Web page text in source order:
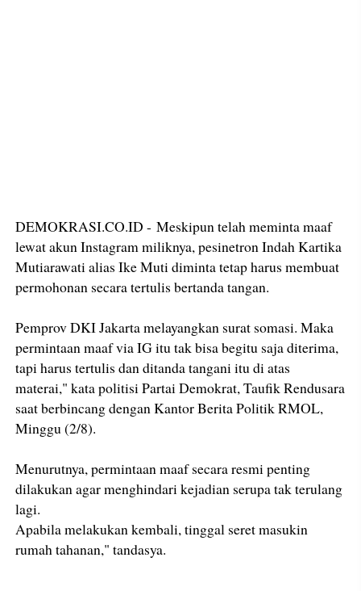
DEMOKRASI.CO.ID - Meskipun telah meminta maaf
lewat akun Instagram miliknya, pesinetron Indah Kartika
Mutiarawati alias Ike Muti diminta tetap harus membuat
permohonan secara tertulis bertanda tangan.
Pemprov DKI Jakarta melayangkan surat somasi. Maka
permintaan maaf via IG itu tak bisa begitu saja diterima,
tapi harus tertulis dan ditanda tangani itu di atas
materai," kata politisi Partai Demokrat, Taufik Rendusara
saat berbincang dengan Kantor Berita Politik RMOL,
Minggu (2/8).
Menurutnya, permintaan maaf secara resmi penting
dilakukan agar menghindari kejadian serupa tak terulang
lagi.
Apabila melakukan kembali, tinggal seret masukin
rumah tahanan," tandasya.